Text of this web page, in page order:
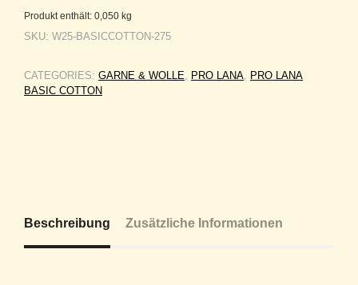
Produkt enthält: 0,050 kg
SKU: W25-BASICCOTTON-275
CATEGORIES: GARNE & WOLLE PRO LANA PRO LANA
BASIC COTTON
Beschreibung Zusätzliche Informationen